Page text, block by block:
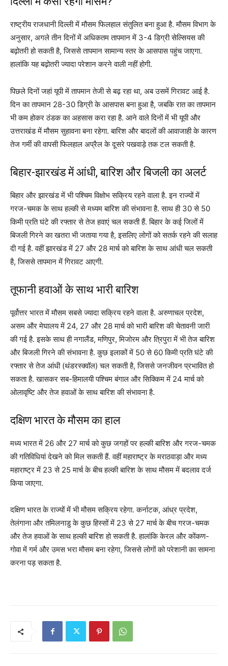
राष्ट्रीय राजधानी दिल्ली में मौसम फिलहाल संतुलित बना हुआ है. मौसम विभाग के
अनुसार, अगले तीन दिनों में अधिकतम तापमान में 3-4 डिग्री सेल्सियस की
बढ़ोतरी हो सकती है, जिससे तापमान सामान्य स्तर के आसपास पहुंच जाएगा.
हालांकि यह बढ़ोतरी ज्यादा परेशान करने वाली नहीं होगी.
पिछले दिनों जहां यूपी में तापमान तेजी से बढ़ रहा था, अब उसमें गिरावट आई है.
दिन का तापमान 28-30 डिग्री के आसपास बना हुआ है, जबकि रात का तापमान
भी कम होकर ठंडक का अहसास करा रहा है. आने वाले दिनों में भी यूपी और
उत्तराखंड में मौसम सुहावना बना रहेगा. बारिश और बादलों की आवाजाही के कारण
तेज गर्मी की वापसी फिलहाल अप्रैल के दूसरे पखवाड़े तक टल सकती है.
बिहार-झारखंड में आंधी, बारिश और बिजली का अलर्ट
बिहार और झारखंड में भी पश्चिम विक्षोभ सक्रिय रहने वाला है. इन राज्यों में
गरज-चमक के साथ हल्की से मध्यम बारिश की संभावना है. साथ ही 30 से 50
किमी प्रति घंटे की रफ्तार से तेज हवाएं चल सकती हैं. बिहार के कई जिलों में
बिजली गिरने का खतरा भी जताया गया है, इसलिए लोगों को सतर्क रहने की सलाह
दी गई है. वहीं झारखंड में 27 और 28 मार्च को बारिश के साथ आंधी चल सकती
है, जिससे तापमान में गिरावट आएगी.
तूफानी हवाओं के साथ भारी बारिश
पूर्वोत्तर भारत में मौसम सबसे ज्यादा सक्रिय रहने वाला है. अरुणाचल प्रदेश,
असम और मेघालय में 24, 27 और 28 मार्च को भारी बारिश की चेतावनी जारी
की गई है. इसके साथ ही नगालैंड, मणिपुर, मिजोरम और त्रिपुरा में भी तेज बारिश
और बिजली गिरने की संभावना है. कुछ इलाकों में 50 से 60 किमी प्रति घंटे की
रफ्तार से तेज आंधी (थंडरस्क्वॉल) चल सकती है, जिससे जनजीवन प्रभावित हो
सकता है. खासकर सब-हिमालयी पश्चिम बंगाल और सिक्किम में 24 मार्च को
ओलावृष्टि और तेज हवाओं के साथ बारिश की संभावना है.
दक्षिण भारत के मौसम का हाल
मध्य भारत में 26 और 27 मार्च को कुछ जगहों पर हल्की बारिश और गरज-चमक
की गतिविधियां देखने को मिल सकती हैं. वहीं महाराष्ट्र के मराठवाड़ा और मध्य
महाराष्ट्र में 23 से 25 मार्च के बीच हल्की बारिश के साथ मौसम में बदलाव दर्ज
किया जाएगा.
दक्षिण भारत के राज्यों में भी मौसम सक्रिय रहेगा. कर्नाटक, आंध्र प्रदेश,
तेलंगाना और तमिलनाडु के कुछ हिस्सों में 23 से 27 मार्च के बीच गरज-चमक
और तेज हवाओं के साथ हल्की बारिश हो सकती है. हालांकि केरल और कोंकण-
गोवा में गर्म और उमस भरा मौसम बना रहेगा, जिससे लोगों को परेशानी का सामना
करना पड़ सकता है.